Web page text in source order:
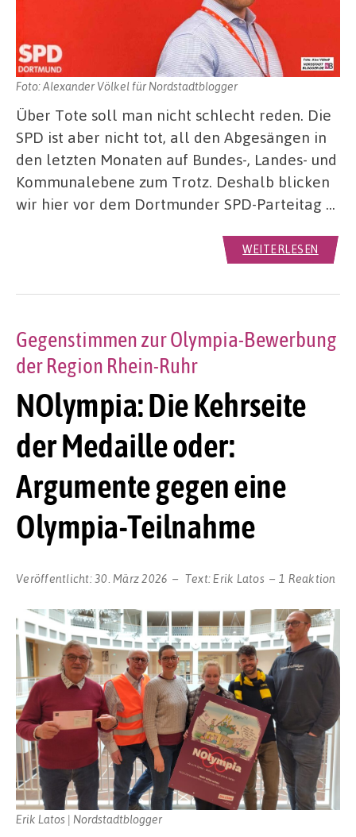
Foto: Alexander Völkel für Nordstadtblogger
Über Tote soll man nicht schlecht reden. Die
SPD ist aber nicht tot, all den Abgesängen in
den letzten Monaten auf Bundes-, Landes- und
Kommunalebene zum Trotz. Deshalb blicken
wir hier vor dem Dortmunder SPD-Parteitag …
WEITERLESEN
NOlympia: Die Kehrseite
der Medaille oder:
Argumente gegen eine
Olympia-Teilnahme
Gegenstimmen zur Olympia-Bewerbung
der Region Rhein-Ruhr
Veröffentlicht:30. März 2026 Text:Erik Latos 1 Reaktion
Erik Latos | Nordstadtblogger